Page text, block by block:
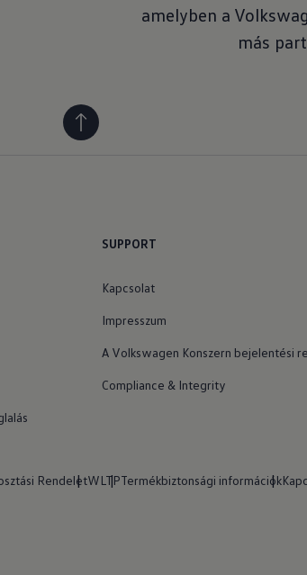
amelyben a
más
SUPPORT
Kapcsolat
Impresszum
A Volkswagen Konszern bejelentési
Compliance & Integrity
RendeletWLTPTermékbiztonsági információk